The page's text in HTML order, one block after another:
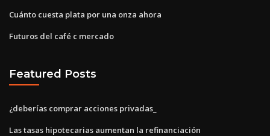
Cuánto cuesta plata por una onza ahora
Futuros del café c mercado
Featured Posts
¿deberías comprar acciones privadas_
Las tasas hipotecarias aumentan la refinanciación